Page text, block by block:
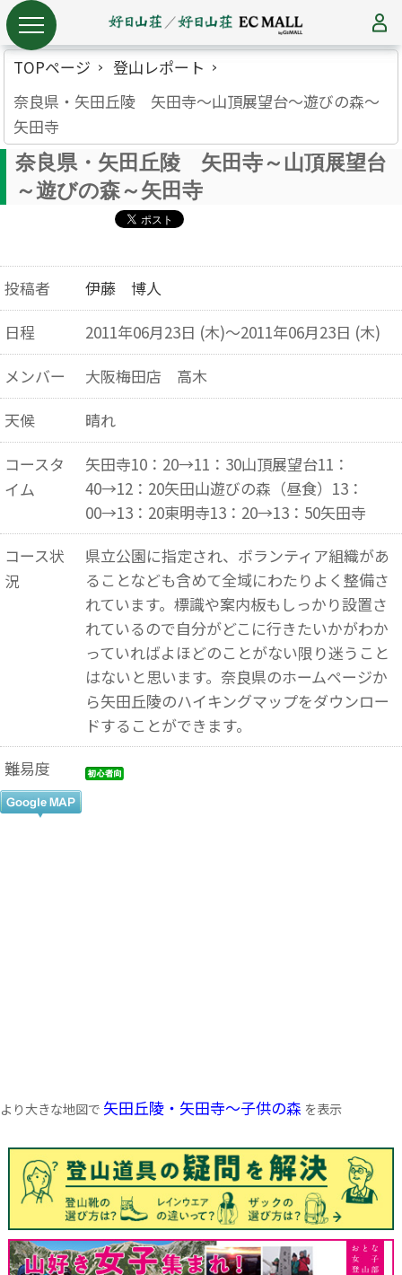
TOPページ
登山レポート
奈良県・矢田丘陵 矢田寺～山頂展望台～遊びの森～
矢田寺
奈良県・矢田丘陵 矢田寺～山頂展望台
～遊びの森～矢田寺
投稿者
伊藤 博人
日程
2011年06月23日 (木)～2011年06月23日 (木)
メンバー
大阪梅田店 高木
天候
晴れ
コースタ
イム
矢田寺10：20→11：30山頂展望台11：
40→12：20矢田山遊びの森（昼食）13：
00→13：20東明寺13：20→13：50矢田寺
コース状
況
県立公園に指定され、ボランティア組織があ
ることなども含めて全域にわたりよく整備さ
れています。標識や案内板もしっかり設置さ
れているので自分がどこに行きたいかがわか
っていればよほどのことがない限り迷うこと
はないと思います。奈良県のホームページか
ら矢田丘陵のハイキングマップをダウンロー
ドすることができます。
難易度
より大きな地図で 矢田丘陵・矢田寺～子供の森 を表示